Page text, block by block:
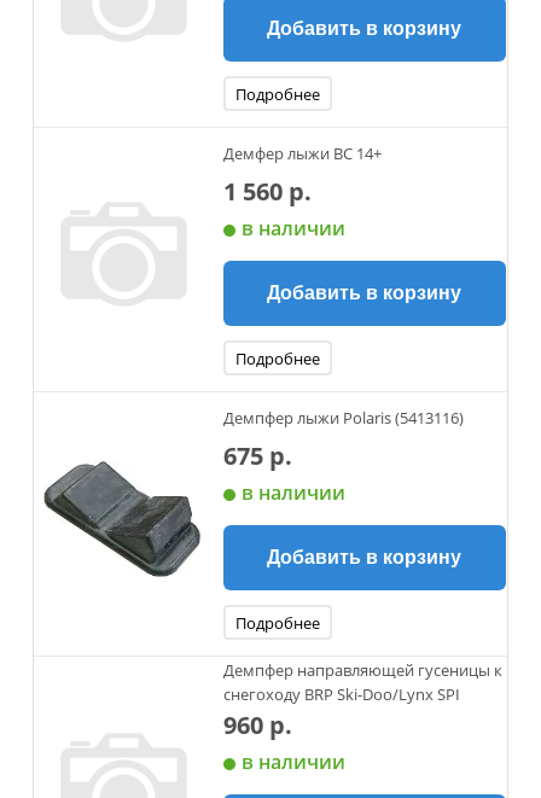
Добавить в корзину
Подробнее
Демфер лыжи ВС 14+
1 560 р.
в наличии
Добавить в корзину
Подробнее
Демпфер лыжи Polaris (5413116)
675 р.
в наличии
Добавить в корзину
Подробнее
Демпфер направляющей гусеницы к
снегоходу BRP Ski-Doo/Lynx SPI
960 р.
в наличии